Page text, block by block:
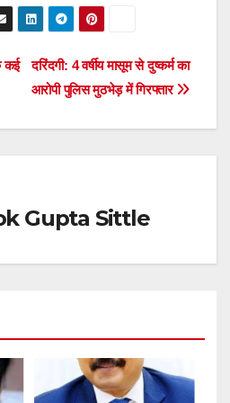
ar
e
दरिंदगी: 4 वर्षीय मासूम से दुष्कर्म का
आरोपी पुलिस मुठभेड़ में गिरफ्तार
कई
Gupta Sittle